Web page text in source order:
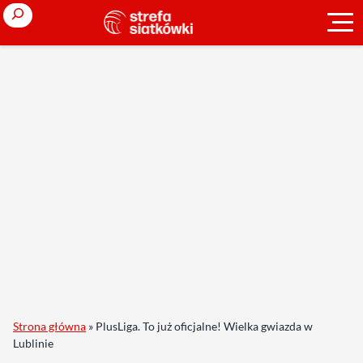
Search
Strona główna » PlusLiga. To już oficjalne! Wielka gwiazda w
Lublinie